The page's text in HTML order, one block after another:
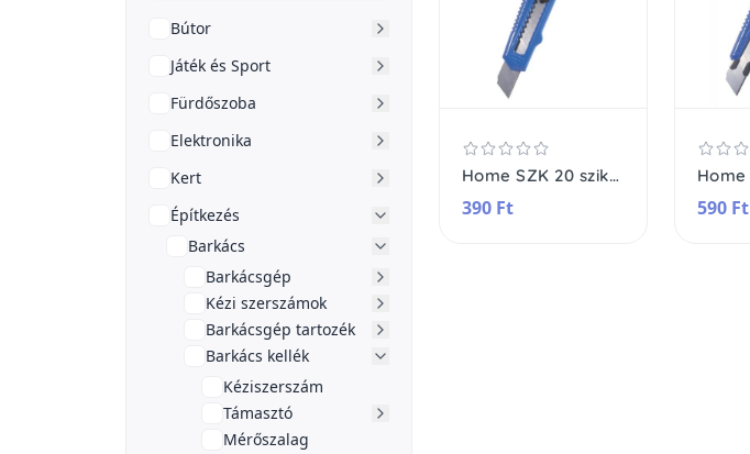
Bútor
Játék és Sport
Fürdőszoba
Elektronika
Kert
Építkezés
Barkács
Barkácsgép
Kézi szerszámok
Barkácsgép tartozék
Barkács kellék
Kéziszerszám
Támasztó
Mérőszalag
Home SZK 20 szike, műanyag burkolat, 18 mm-es penge
390 Ft 590 Ft